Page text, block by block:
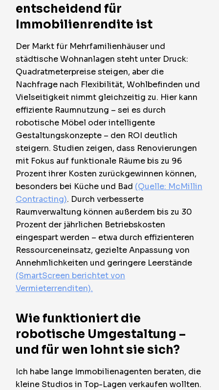
entscheidend für
Immobilienrendite ist
Der Markt für Mehrfamilienhäuser und
städtische Wohnanlagen steht unter Druck:
Quadratmeterpreise steigen, aber die
Nachfrage nach Flexibilität, Wohlbefinden und
Vielseitigkeit nimmt gleichzeitig zu. Hier kann
effiziente Raumnutzung – sei es durch
robotische Möbel oder intelligente
Gestaltungskonzepte – den ROI deutlich
steigern. Studien zeigen, dass Renovierungen
mit Fokus auf funktionale Räume bis zu 96
Prozent ihrer Kosten zurückgewinnen können,
besonders bei Küche und Bad (Quelle: McMillin
Contracting). Durch verbesserte
Raumverwaltung können außerdem bis zu 30
Prozent der jährlichen Betriebskosten
eingespart werden – etwa durch effizienteren
Ressourceneinsatz, gezielte Anpassung von
Annehmlichkeiten und geringere Leerstände
(SmartScreen berichtet von
Vermieterrenditen).
Wie funktioniert die
robotische Umgestaltung –
und für wen lohnt sie sich?
Ich habe lange Immobilienagenten beraten, die
kleine Studios in Top-Lagen verkaufen wollten.